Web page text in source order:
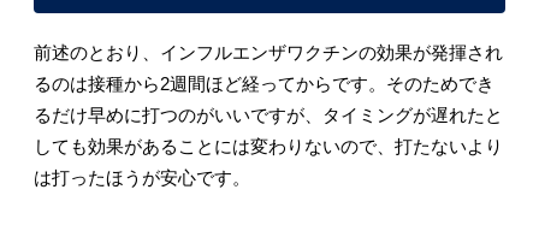
前述のとおり、インフルエンザワクチンの効果が発揮され
るのは接種から2週間ほど経ってからです。そのためでき
るだけ早めに打つのがいいですが、タイミングが遅れたと
しても効果があることには変わりないので、打たないより
は打ったほうが安心です。